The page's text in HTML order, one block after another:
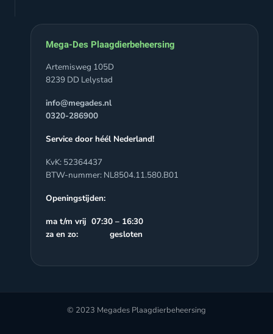
Mega-Des Plaagdierbeheersing
Artemisweg 105D
8239 DD Lelystad
info@megades.nl
0320-286900
Service door héél Nederland!
KvK: 52364437
BTW-nummer: NL8504.11.580.B01
Openingstijden:
ma t/m vrij 07:30 – 16:30
za en zo: gesloten
© 2023 Megades Plaagdierbeheersing